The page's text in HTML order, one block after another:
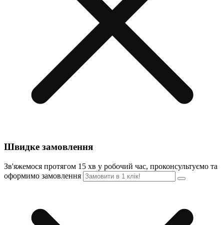
Швидке замовлення
Зв'яжемося протягом 15 хв у робочий час, проконсультуємо та
оформимо замовлення